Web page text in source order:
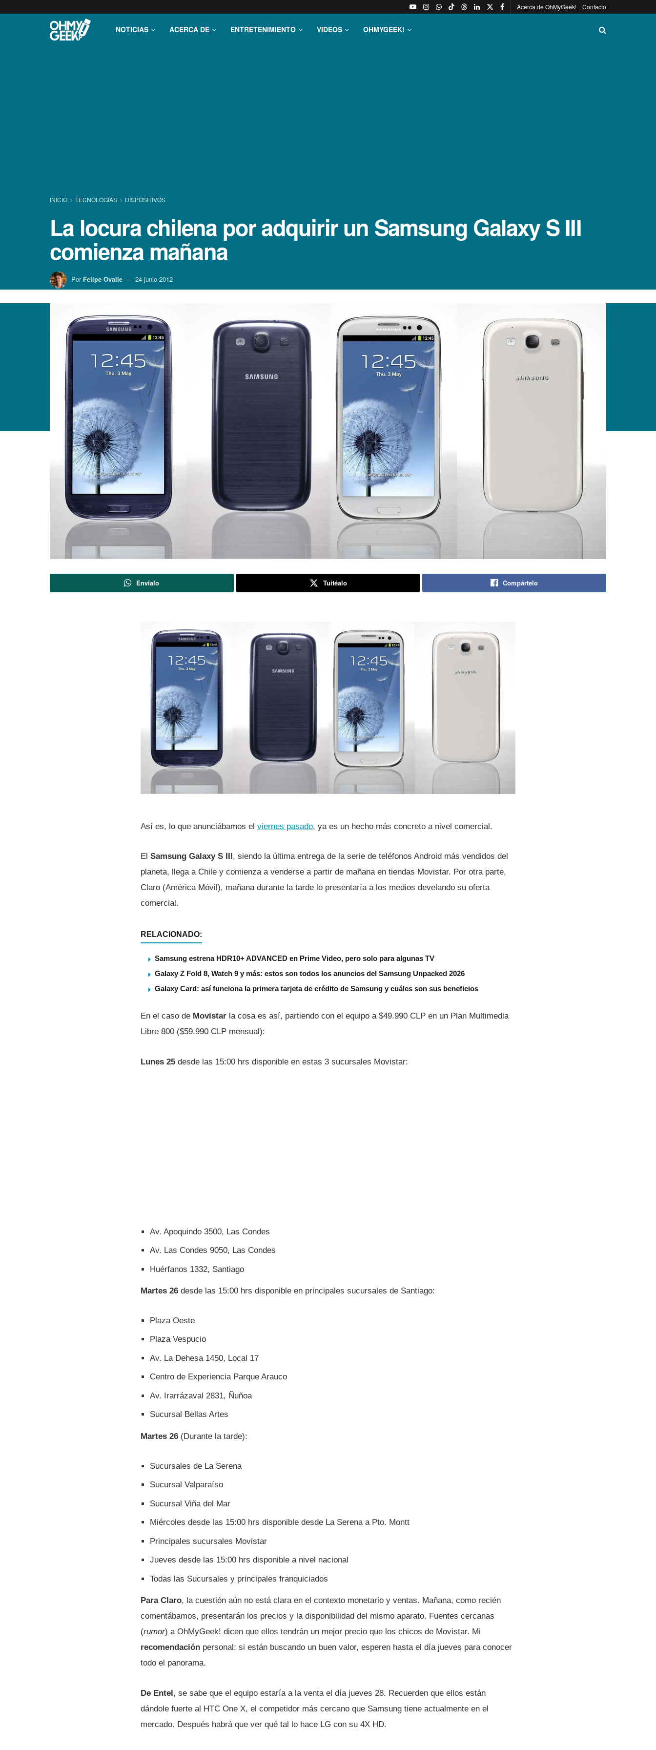
Acerca de OhMyGeek! Contacto
NOTICIAS ACERCA DE ENTRETENIMIENTO VIDEOS OHMYGEEK!
INICIO TECNOLOGÍ­AS DISPOSITIVOS
La locura chilena por adquirir un Samsung Galaxy S III
comienza mañana
Por Felipe Ovalle 24 junio 2012
Envíalo Tuitéalo Compártelo
Así­ es, lo que anunciábamos el viernes pasado, ya es un hecho más concreto a nivel comercial.
El Samsung Galaxy S III , siendo la última entrega de la serie de teléfonos Android más vendidos del
planeta, llega a Chile y comienza a venderse a partir de mañana en tiendas Movistar. Por otra parte,
Claro (América Móvil), mañana durante la tarde lo presentarí­a a los medios develando su oferta
comercial.
RELACIONADO:
Samsung estrena HDR10+ ADVANCED en Prime Video, pero solo para algunas TV
Galaxy Z Fold 8, Watch 9 y más: estos son todos los anuncios del Samsung Unpacked 2026
Galaxy Card: así funciona la primera tarjeta de crédito de Samsung y cuáles son sus beneficios
En el caso de Movistar la cosa es así­, partiendo con el equipo a $49.990 CLP en un Plan Multimedia
Libre 800 ($59.990 CLP mensual):
Lunes 25 desde las 15:00 hrs disponible en estas 3 sucursales Movistar:
Av. Apoquindo 3500, Las Condes
Av. Las Condes 9050, Las Condes
Huérfanos 1332, Santiago
Martes 26 desde las 15:00 hrs disponible en principales sucursales de Santiago:
Plaza Oeste
Plaza Vespucio
Av. La Dehesa 1450, Local 17
Centro de Experiencia Parque Arauco
Av. Irarrázaval 2831, Ñuñoa
Sucursal Bellas Artes
Martes 26 (Durante la tarde):
Sucursales de La Serena
Sucursal Valparaí­so
Sucursal Viña del Mar
Miércoles desde las 15:00 hrs disponible desde La Serena a Pto. Montt
Principales sucursales Movistar
Jueves desde las 15:00 hrs disponible a nivel nacional
Todas las Sucursales y principales franquiciados
Para Claro, la cuestión aún no está clara en el contexto monetario y ventas. Mañana, como recién
comentábamos, presentarán los precios y la disponibilidad del mismo aparato. Fuentes cercanas
(rumor) a OhMyGeek! dicen que ellos tendrán un mejor precio que los chicos de Movistar. Mi
recomendación personal: si están buscando un buen valor, esperen hasta el dí­a jueves para conocer
todo el panorama.
De Entel, se sabe que el equipo estarí­a a la venta el dí­a jueves 28. Recuerden que ellos están
dándole fuerte al HTC One X, el competidor más cercano que Samsung tiene actualmente en el
mercado. Después habrá que ver qué tal lo hace LG con su 4X HD.